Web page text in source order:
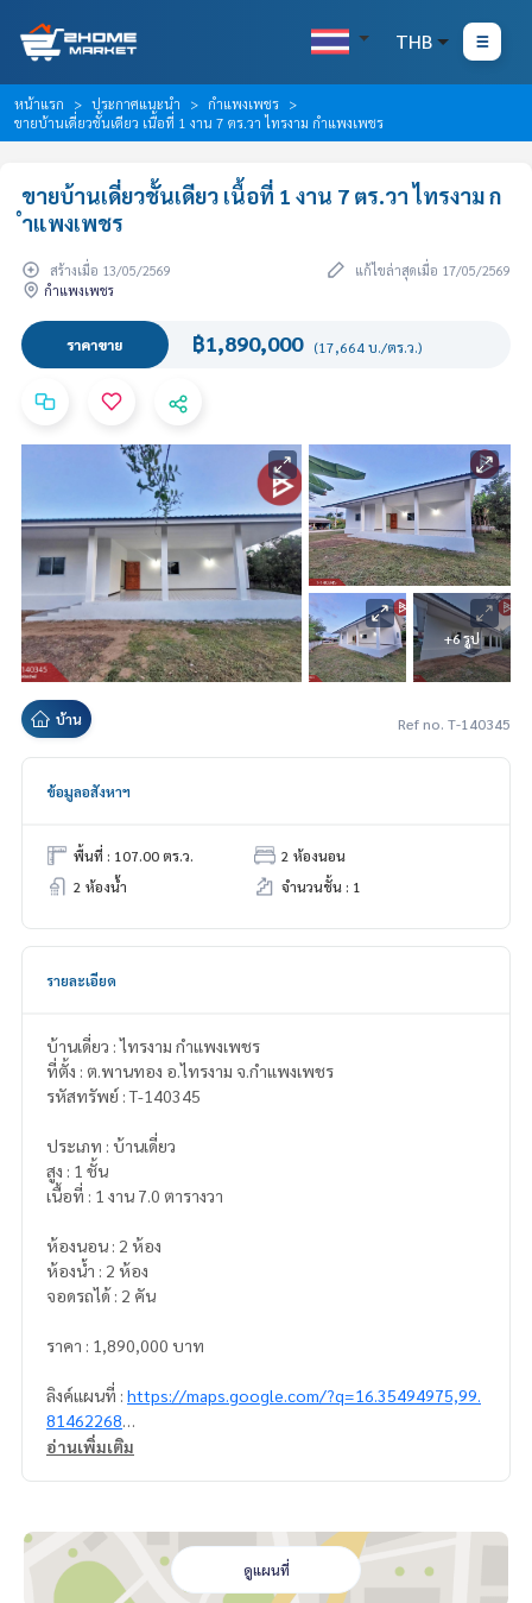
THB
หน้าแรก ประกาศแนะนำ
กำแพงเพชร
ขายบ้านเดี่ยวชั้นเดียว เนื้อที่ 1 งาน 7 ตร.วา ไทรงาม กำแพงเพชร
ขายบ้านเดี่ยวชั้นเดียว เนื้อที่ 1 งาน 7 ตร.วา ไทรงาม ก
ำแพงเพชร
สร้างเมื่อ 13/05/2569
แก้ไขล่าสุดเมื่อ 17/05/2569
กำแพงเพชร
ราคาขาย ฿1,890,000 (17,664 บ./ตร.ว.)
+6 รูป
บ้าน Ref no. T-140345
ข้อมูลอสังหาฯ
พื้นที่ : 107.00 ตร.ว.
2 ห้องนอน
2 ห้องน้ำ
จำนวนชั้น : 1
รายละเอียด
บ้านเดี่ยว : ไทรงาม กำแพงเพชร
ที่ตั้ง : ต.พานทอง อ.ไทรงาม จ.กำแพงเพชร
รหัสทรัพย์ : T-140345
ประเภท : บ้านเดี่ยว
สูง : 1 ชั้น
เนื้อที่ : 1 งาน 7.0 ตารางวา
ห้องนอน : 2 ห้อง
ห้องน้ำ : 2 ห้อง
จอดรถได้ : 2 คัน
ราคา : 1,890,000 บาท
ลิงค์แผนที่ : https://maps.google.com/?q=16.35494975,99.
81462268
ประเมิน**
สนใจสอบถามข้อมูลเพิ่มเติม หรือ นัดชมบ้านได้ที่
อ่านเพิ่มเติม
ดูแผนที่